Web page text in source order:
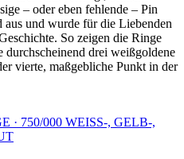
– oder eben fehlende – Pin
aus und wurde für die Liebenden
So zeigen die Ringe
durchscheinend drei weißgoldene
vierte, maßgebliche Punkt in der
· 750/000 WEISS-, GELB-,